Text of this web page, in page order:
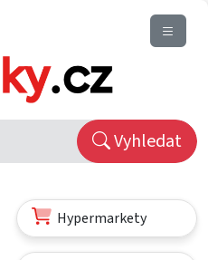
Vyhledat
Hypermarkety